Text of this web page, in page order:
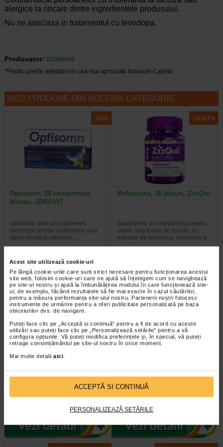
Acest site utilizează cookie-uri
Pe lângă cookie-urile care sunt strict necesare pentru funcționarea acestui
site web, folosim cookie-uri care ne ajută să înțelegem cum se navighează
pe site-ul nostru și ajută la îmbunătățirea modului în care funcționează site-
ul, de exemplu, făcând rezultatele să fie mai exacte în cazul căutărilor,
pentru a măsura performanța site-ului nostru. Partenerii noștri folosesc
instrumente de urmărire pentru a oferi publicitate personalizată pe baza
obiceiurilor dvs. de navigare.
Puteți face clic pe „Acceptă si continuă” pentru a fi de acord cu aceste
utilizări sau puteți face clic pe „Personalizează setările” pentru a vă
configura opțiunile. Vă puteți modifica preferințele și, în special, vă puteți
retrage consimțământul pe site-ul nostru în orice moment.
Mai multe detalii aici.
ACCEPTĂ SI CONTINUĂ
PERSONALIZEAZĂ SETĂRILE
alergice la oricare dintre ingredientele produsului.
Nu se asociaza in tratamentul cu levodopa.
Producator:
BIOFARM
*Pentru pret te asteptam in cea mai apropiata farmacie Catena
VEZI PRODUSE DIN ACEEASI CATEGORIE
-25%
Optisomn, 28 comprimate
filmate, ZDROVIT
Optisomn este un supliment
alimentar pentru sustinerea unui
somn linistit si odihnitor…
-22,63%
Melatonina, 30 jeleuri, ZzzQuil
Suplimente de melatonina pentru
somn, sub forma de jeleuri, cu
extracte de levantica, valeriana si…
Plătești 2, primești 3
SomnControl spray bucal, 30
Naturalis SomnControl spray bucal
este un supliment alimentar sub
Plătești 2, primești 3
Neuroalfa este un supliment
alimentar complex, formulat cu un